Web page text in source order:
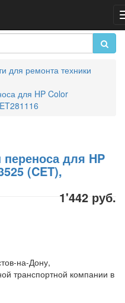
для ремонта техники
для HP Color
для HP
(CET),
1'442 руб.
на-Дону,
транспортной компании в